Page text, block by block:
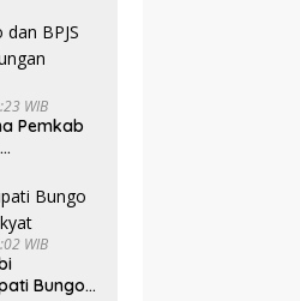
WIB
Pemkab
WIB
Bungo